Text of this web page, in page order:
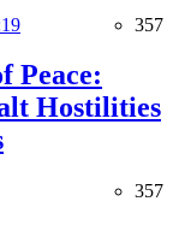
357
Peace:
Hostilities
357